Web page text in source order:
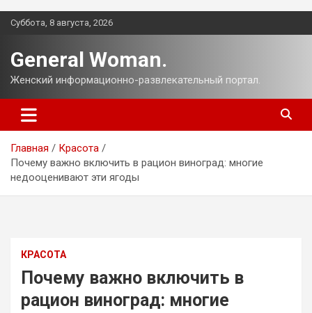
Перейти
Суббота, 8 августа, 2026
General Woman.
Женский информационно-развлекательный портал.
Главная
Красота
Почему важно включить в рацион виноград: многие
недооценивают эти ягоды
КРАСОТА
Почему важно включить в
рацион виноград: многие